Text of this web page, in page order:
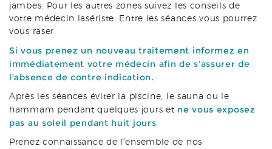
jambes. Pour les autres zones suivez les conseils de
votre médecin lasériste. Entre les séances vous pourrez
vous raser.
Si vous prenez un nouveau traitement informez en
immédiatement votre médecin afin de s’assurer de
l’absence de contre indication.
Après les séances éviter la piscine, le sauna ou le
hammam pendant quelques jours et ne vous exposez
pas au soleil pendant huit jours.
Prenez connaissance de l’ensemble de nos